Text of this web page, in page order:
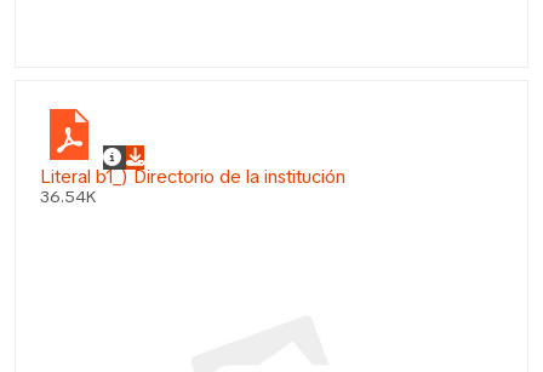
Literal b1_) Directorio de la institución
36.54K